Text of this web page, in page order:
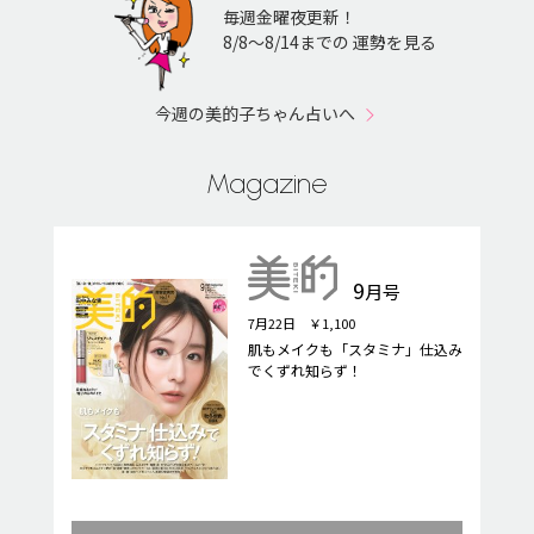
毎週金曜夜更新！
8/8〜8/14までの 運勢を見る
今週の美的子ちゃん占いへ
Magazine
9月号
7月22日 ￥1,100
肌もメイクも「スタミナ」仕込み
でくずれ知らず！